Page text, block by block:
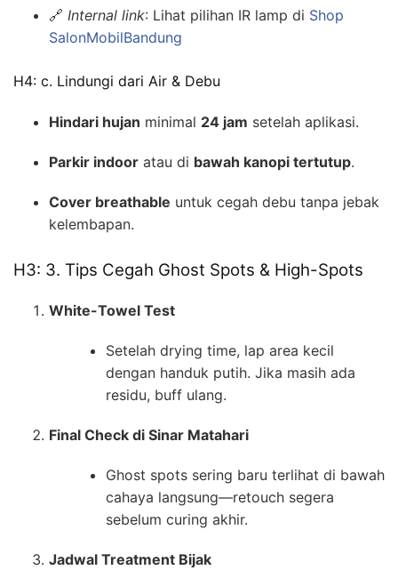
🔗 Internal link: Lihat pilihan IR lamp di Shop
SalonMobilBandung
H4: c. Lindungi dari Air & Debu
Hindari hujan minimal 24 jam setelah aplikasi.
Parkir indoor atau di bawah kanopi tertutup.
Cover breathable untuk cegah debu tanpa jebak
kelembapan.
H3: 3. Tips Cegah Ghost Spots & High-Spots
White-Towel Test
Setelah drying time, lap area kecil
dengan handuk putih. Jika masih ada
residu, buff ulang.
Final Check di Sinar Matahari
Ghost spots sering baru terlihat di bawah
cahaya langsung—retouch segera
sebelum curing akhir.
Jadwal Treatment Bijak